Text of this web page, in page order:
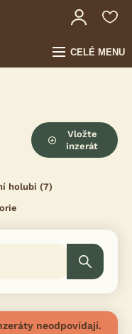
CELÉ MENU
Vložte
inzerát
holubi (7)
neodpovídají.